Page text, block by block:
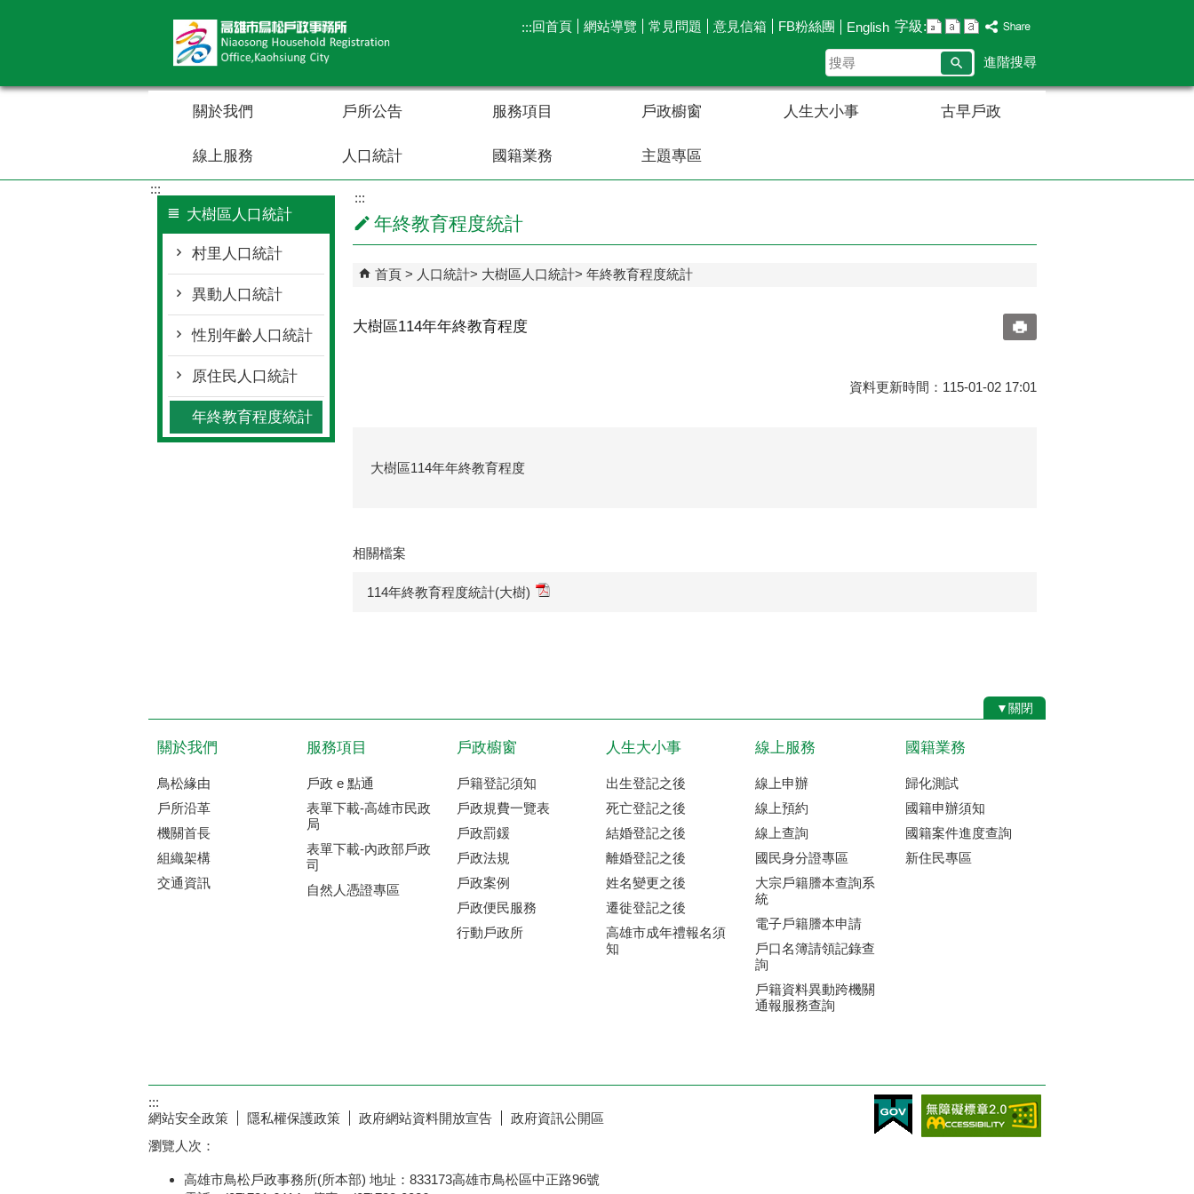
:::回首頁 網站導覽 常見問題 意見信箱 FB粉絲團 English 字級:
搜
尋
進階搜尋
關於我們 戶所公告 服務項目 戶政櫥窗 人生大小事 古早戶政
線上服務 人口統計 國籍業務 主題專區
:::
大樹區人口統計
村里人口統計
異動人口統計
性別年齡人口統計
原住民人口統計
年終教育程度統計
:::
年終教育程度統計
首頁 人口統計 大樹區人口統計 年終教育程度統計
大樹區114年年終教育程度
資料更新時間：115-01-02 17:01
大樹區114年年終教育程度
相關檔案
114年終教育程度統計(大樹)
▼關閉
關於我們
鳥松緣由
戶所沿革
機關首長
組織架構
交通資訊
服務項目
戶政 e 點通
表單下載-高雄市民政
局
表單下載-內政部戶政
司
自然人憑證專區
戶政櫥窗
戶籍登記須知
戶政規費一覽表
戶政罰鍰
戶政法規
戶政案例
戶政便民服務
行動戶政所
人生大小事
出生登記之後
死亡登記之後
結婚登記之後
離婚登記之後
姓名變更之後
遷徙登記之後
高雄市成年禮報名須
知
線上服務
線上申辦
線上預約
線上查詢
國民身分證專區
大宗戶籍謄本查詢系
統
電子戶籍謄本申請
戶口名簿請領記錄查
詢
戶籍資料異動跨機關
通報服務查詢
國籍業務
歸化測試
國籍申辦須知
國籍案件進度查詢
新住民專區
:::
網站安全政策
隱私權保護政策 政府網站資料開放宣告
政府資訊公開區
瀏覽人次：
高雄市鳥松戶政事務所(所本部) 地址：833173高雄市鳥松區中正路96號